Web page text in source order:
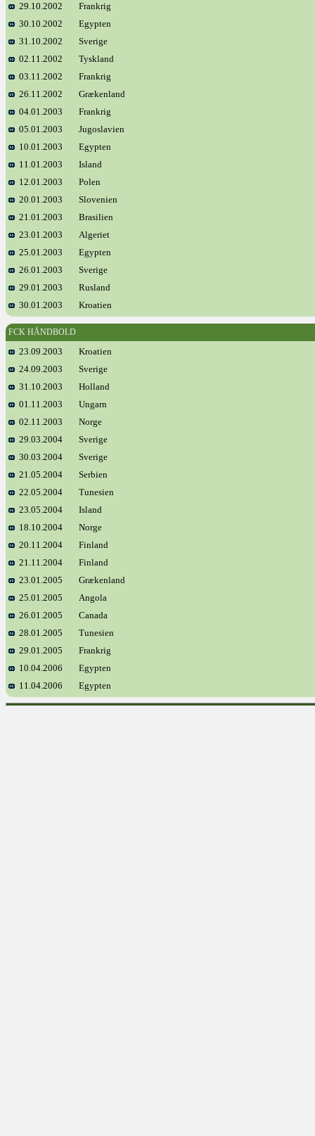
29.10.2002
Frankrig
30.10.2002
Egypten
31.10.2002
Sverige
02.11.2002
Tyskland
03.11.2002
Frankrig
26.11.2002
Grækenland
04.01.2003
Frankrig
05.01.2003
Jugoslavien
10.01.2003
Egypten
11.01.2003
Island
12.01.2003
Polen
20.01.2003
Slovenien
21.01.2003
Brasilien
23.01.2003
Algeriet
25.01.2003
Egypten
26.01.2003
Sverige
29.01.2003
Rusland
30.01.2003
Kroatien
FCK HÅNDBOLD
23.09.2003
Kroatien
24.09.2003
Sverige
31.10.2003
Holland
01.11.2003
Ungarn
02.11.2003
Norge
29.03.2004
Sverige
30.03.2004
Sverige
21.05.2004
Serbien
22.05.2004
Tunesien
23.05.2004
Island
18.10.2004
Norge
20.11.2004
Finland
21.11.2004
Finland
23.01.2005
Grækenland
25.01.2005
Angola
26.01.2005
Canada
28.01.2005
Tunesien
29.01.2005
Frankrig
10.04.2006
Egypten
11.04.2006
Egypten